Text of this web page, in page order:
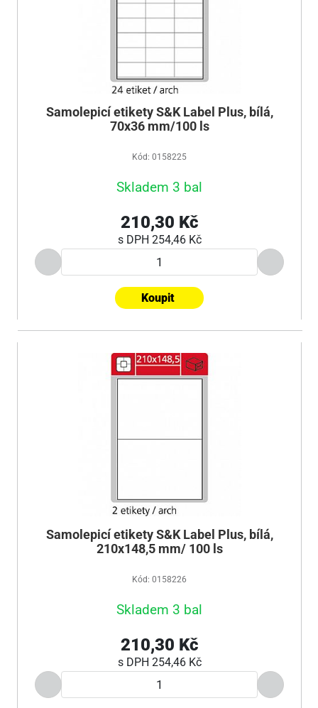
Samolepicí etikety S&K Label Plus, bílá,
70x36 mm/100 ls
Kód: 0158225
Skladem 3 bal
210,30 Kč
s DPH 254,46 Kč
Koupit
Samolepicí etikety S&K Label Plus, bílá,
210x148,5 mm/ 100 ls
Kód: 0158226
Skladem 3 bal
210,30 Kč
s DPH 254,46 Kč